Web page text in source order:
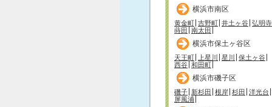
横浜市南区
黄金町 吉野町 井土ヶ谷 弘明寺
蒔田 南太田
横浜市保土ヶ谷区
天王町 上星川 星川
保土ヶ谷
西谷 和田町
横浜市磯子区
磯子 新杉田 根岸 杉田 洋光台
屏風浦